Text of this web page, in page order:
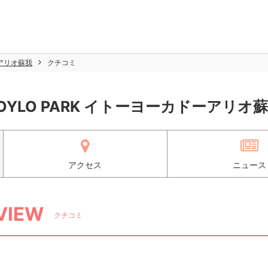
リオ蘇我 クチコミ
PARK イトーヨーカドーアリオ
アクセス ニュース
クチコミ